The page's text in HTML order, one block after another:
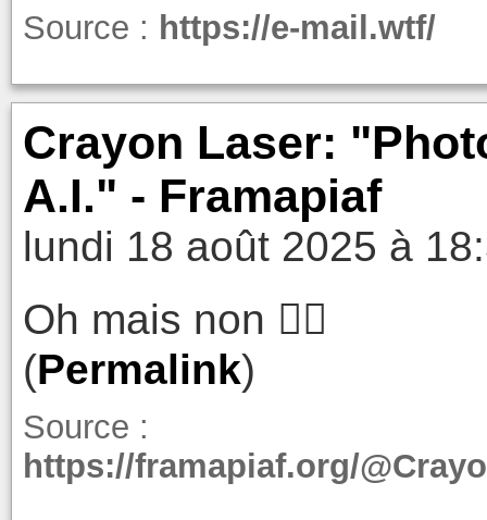
Source : https://e-mail.wtf/
Crayon Laser:
A.I." - Framapiaf
lundi 18 août 2025 à
Oh mais non 🤦‍♂️
(Permalink)
Source :
https://framapiaf.org/